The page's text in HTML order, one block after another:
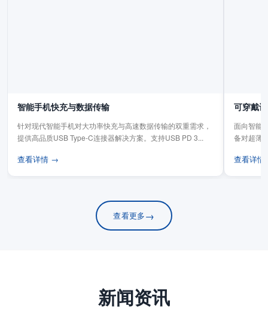
智能手机快充与数据传输
针对现代智能手机对大功率快充与高速数据传输的双重需求，
提供高品质USB Type-C连接器解决方案。支持USB PD 3...
查看详情 →
可穿戴
面向智能
备对超薄
查看详
查看更多→
新闻资讯